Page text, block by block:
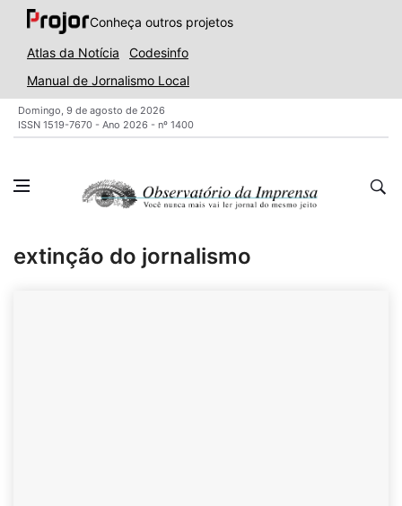
Conheça outros projetos
Atlas da Notícia
Codesinfo
Manual de Jornalismo Local
Domingo, 9 de agosto de 2026
ISSN 1519-7670 - Ano 2026 - nº 1400
extinção do jornalismo